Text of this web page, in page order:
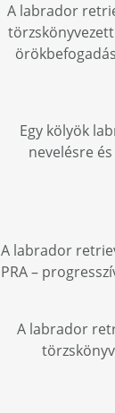
A labrador
Egy kölyök
nevelésre
A labrador
PRA –
A labrador